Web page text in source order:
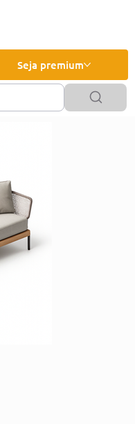
Seja premium